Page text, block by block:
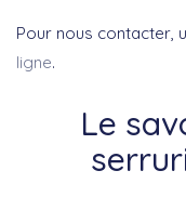
Pour nous contacter,
ligne.
Le